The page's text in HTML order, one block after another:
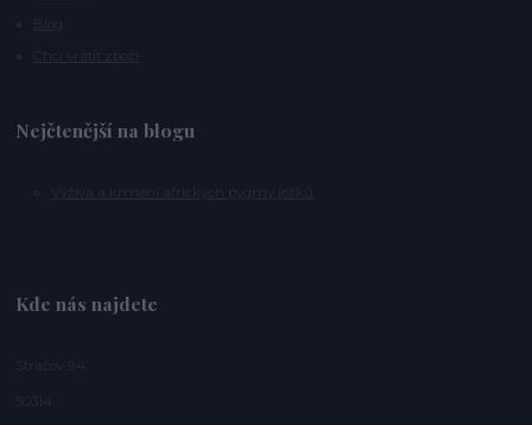
Nejčtenější na blogu
Kde nás najdete